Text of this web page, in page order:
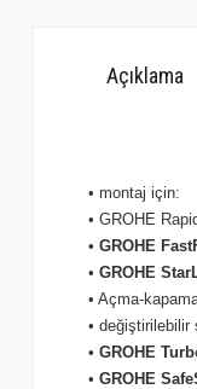
Açıklama
• montaj için:
• GROHE
• GROHE
• GROHE
• Açma-
• değiştirilebilir
• GROHE
• GROHE